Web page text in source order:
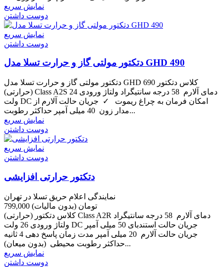
نمایش سریع
دوست داشتن
نمایش سریع
دوست داشتن
دتکتور مولتی گاز و حرارت تسلا مدل GHD 490
دتکتور مولتی گاز و حرارت تسلا مدل GHD 690 کلاس دتکتور
(حرارتی) Class A2S دمای آلارم 58 درجه سانتیگراد ولتاژ ورودی 24
ولت DC امکان فرمان به چراغ ریموت ✓ جریان حالت آلارم از
مدار زون 40 میلی آمپر حداکثر رطوبت...
نمایش سریع
دوست داشتن
نمایش سریع
دوست داشتن
دتکتور حرارتی افزایشی
نمایندگی اعلام حریق تسلا در تهران
799,000 تومان (بدون مالیات)
کلاس دتکتور (حرارتی) Class A2R دمای آلارم 58 درجه سانتیگراد
ولتاژ ورودی 26 ولت DC جریان حالت استندبای 50 میلی آمپر
جریان حالت آلارم 20 میلی آمپر مدت زمان پاسخ دهی 4 ثانیه
حداکثر رطوبت محیطی (بدون میعان)...
نمایش سریع
دوست داشتن